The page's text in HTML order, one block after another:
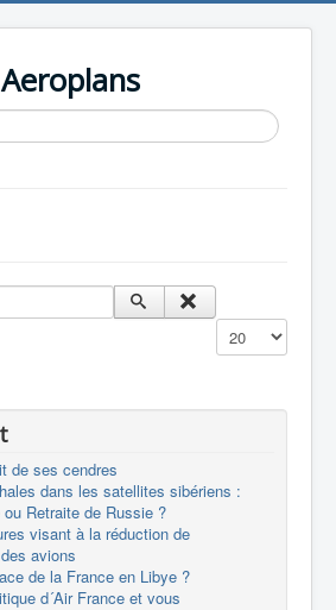
Aeroplans
Affichage #
de ses cendres
dans les satellites sibériens :
Retraite de Russie ?
visant à la réduction de
avions
de la France en Libye ?
d´Air France et vous